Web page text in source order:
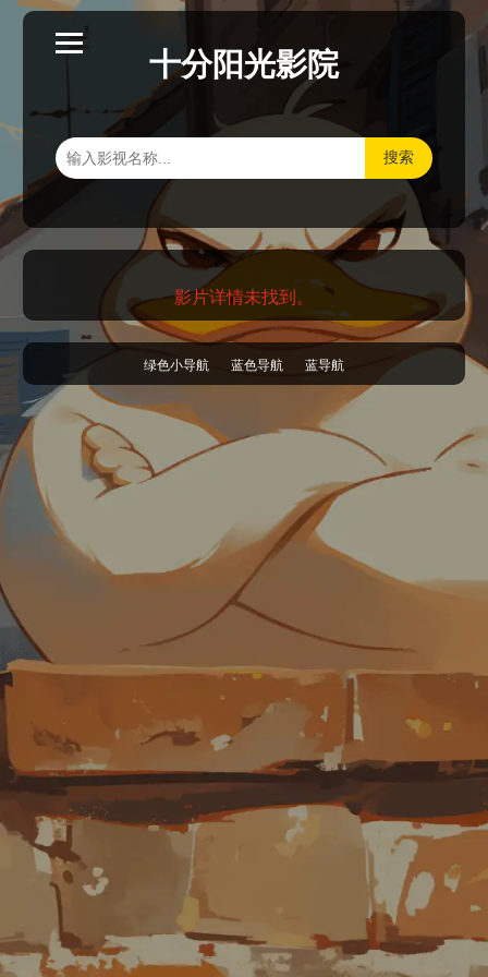
十分阳光影院
搜索
影片详情未找到。
绿色小导航 蓝色导航 蓝导航